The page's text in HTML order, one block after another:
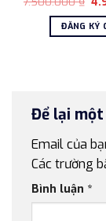
là:
ĐĂNG KÝ
Để lại
Email của
Các trường
Bình luận *